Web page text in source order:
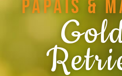
papais &